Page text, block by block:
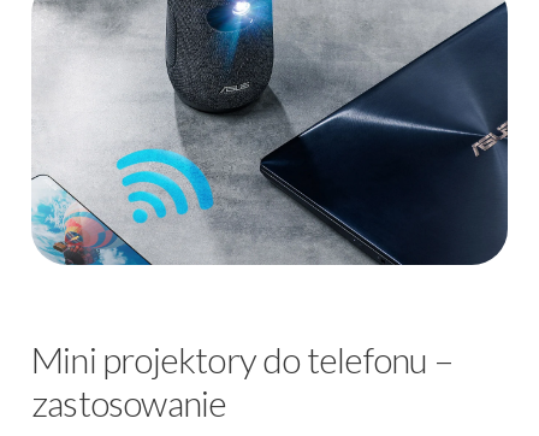
Mini projektory do telefonu –
zastosowanie